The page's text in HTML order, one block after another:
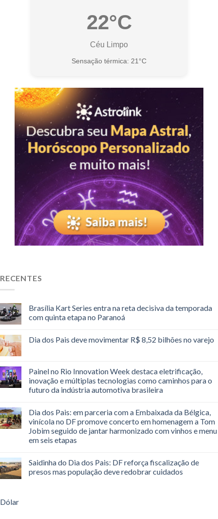
22°C
Céu Limpo
Sensação térmica: 21°C
RECENTES
Brasília Kart Series entra na reta decisiva da temporada
com quinta etapa no Paranoá
Dia dos Pais deve movimentar R$ 8,52 bilhões no varejo
Painel no Rio Innovation Week destaca eletrificação,
inovação e múltiplas tecnologias como caminhos para o
futuro da indústria automotiva brasileira
Dia dos Pais: em parceria com a Embaixada da Bélgica,
vinícola no DF promove concerto em homenagem a Tom
Jobim seguido de jantar harmonizado com vinhos e menu
em seis etapas
Saidinha do Dia dos Pais: DF reforça fiscalização de
presos mas população deve redobrar cuidados
Dólar